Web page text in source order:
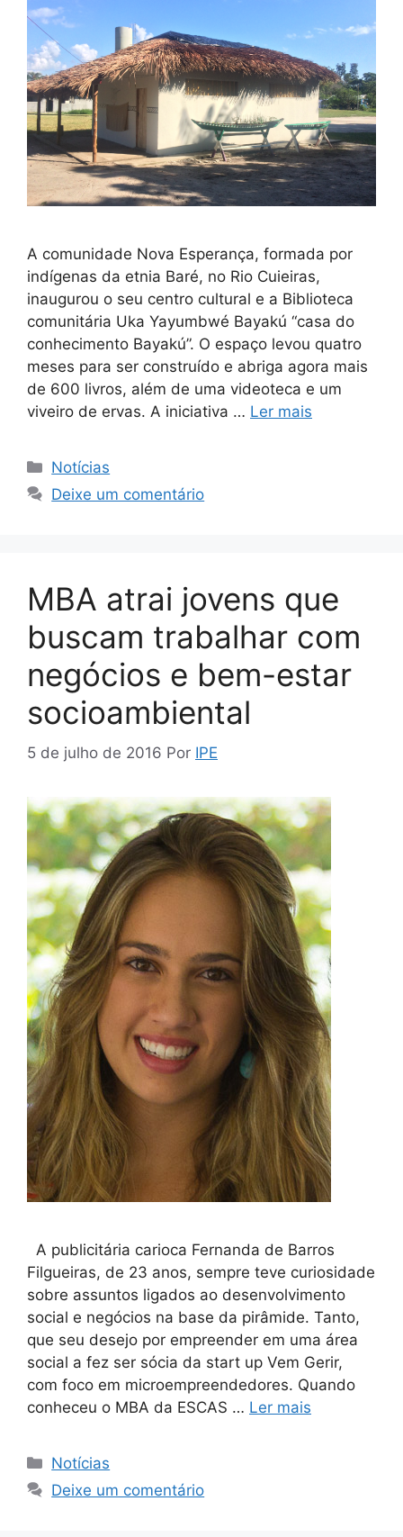
A comunidade Nova Esperança, formada por
indígenas da etnia Baré, no Rio Cuieiras,
inaugurou o seu centro cultural e a Biblioteca
comunitária Uka Yayumbwé Bayakú “casa do
conhecimento Bayakú”. O espaço levou quatro
meses para ser construído e abriga agora mais
de 600 livros, além de uma videoteca e um
viveiro de ervas. A iniciativa … Ler mais
Notícias
Deixe um comentário
MBA atrai jovens que
buscam trabalhar com
negócios e bem-estar
socioambiental
5 de julho de 2016 Por IPE
A publicitária carioca Fernanda de Barros
Filgueiras, de 23 anos, sempre teve curiosidade
sobre assuntos ligados ao desenvolvimento
social e negócios na base da pirâmide. Tanto,
que seu desejo por empreender em uma área
social a fez ser sócia da start up Vem Gerir,
com foco em microempreendedores. Quando
conheceu o MBA da ESCAS … Ler mais
Notícias
Deixe um comentário